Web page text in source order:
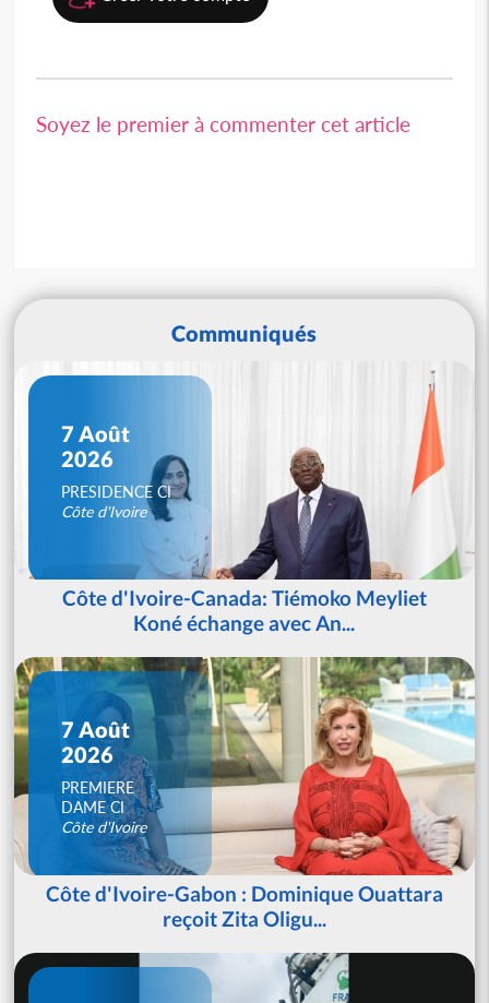
Soyez le premier à commenter cet article
Communiqués
7 Août
2026
PRESIDENCE CI
Côte d'Ivoire
Côte d'Ivoire-Canada: Tiémoko Meyliet
Koné échange avec An...
7 Août
2026
PREMIERE
DAME CI
Côte d'Ivoire
Côte d'Ivoire-Gabon : Dominique Ouattara
reçoit Zita Oligu...